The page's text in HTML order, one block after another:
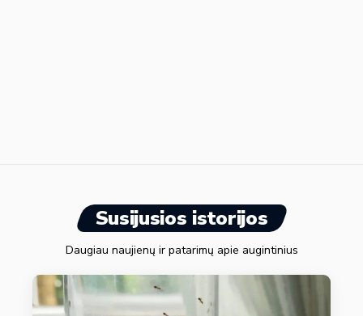
Susijusios istorijos
Daugiau naujienų ir patarimų apie augintinius